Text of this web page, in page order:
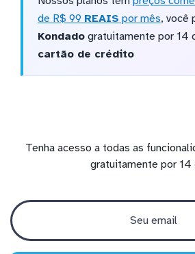
de R$ 99 REAIS por mês, você
Kondadogratuitamente por 14
cartão de crédito
Tenha acesso a todas as
gratuitamente por 14